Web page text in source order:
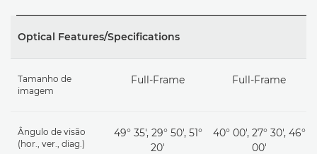
Optical Features/Specifications
Tamanho de
imagem
Full-Frame Full-Frame
Ângulo de visão
(hor., ver., diag.)
49° 35', 29° 50', 51°
20'
40° 00′, 27° 30′, 46°
00′